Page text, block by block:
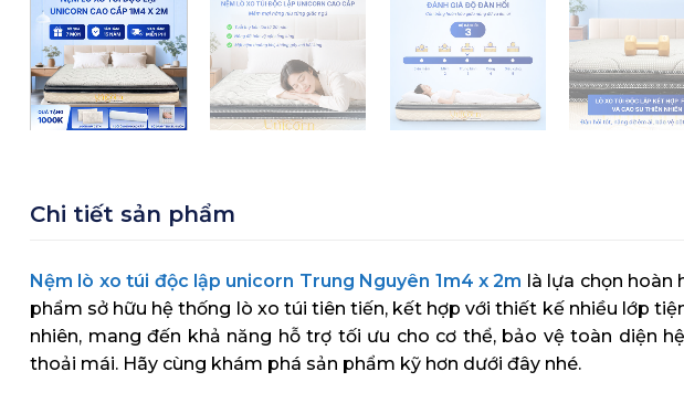
Chi tiết sản phẩm
Nệm lò xo túi độc lập unicorn Trung Nguyên 1m4 x 2m là lựa chọn hoàn
phẩm sở hữu hệ thống lò xo túi tiên tiến, kết hợp với thiết kế nhiều lớp
nhiên, mang đến khả năng hỗ trợ tối ưu cho cơ thể, bảo vệ toàn diện
thoải mái. Hãy cùng khám phá sản phẩm kỹ hơn dưới đây nhé.